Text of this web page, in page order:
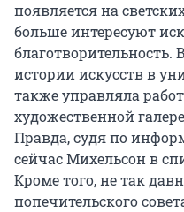
появляется на
больше интересуют
благотворительность.
истории искусств в
также управляла
художественной
Правда, судя по
сейчас Михельсон в
Кроме того, не так
попечительского